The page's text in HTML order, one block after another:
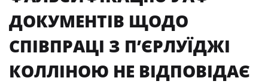
ДОКУМЕНТІВ ЩОДО
СПІВПРАЦІ З П’ЄРЛУЇДЖІ
КОЛЛІНОЮ НЕ ВІДПОВІДАЄ